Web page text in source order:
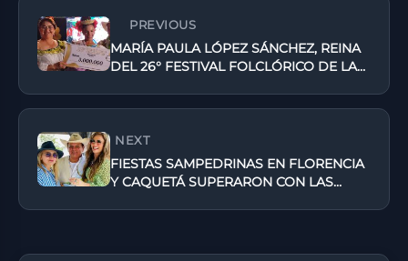
PREVIOUS
MARÍA PAULA LÓPEZ SÁNCHEZ, REINA
DEL 26° FESTIVAL FOLCLÓRICO DE LA
NEXT
FIESTAS SAMPEDRINAS EN FLORENCIA
Y CAQUETÁ SUPERARON CON LAS